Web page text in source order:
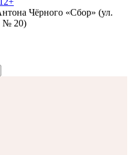
Чёрного «Сбор» (ул.
№ 20)